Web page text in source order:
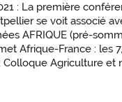
: La première
se voit associé
AFRIQUE (pré-
Afrique-France : les
Agriculture et